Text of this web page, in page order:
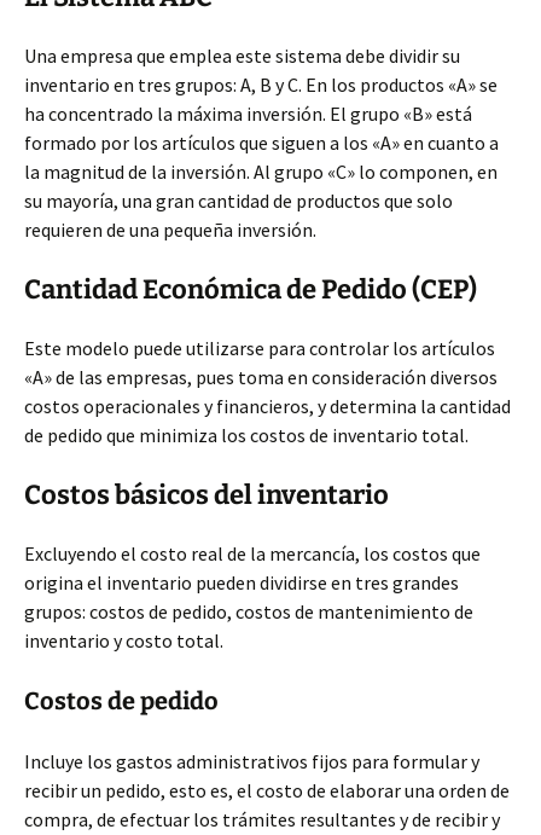
Una empresa que emplea este sistema debe dividir su
inventario en tres grupos: A, B y C. En los productos «A» se
ha concentrado la máxima inversión. El grupo «B» está
formado por los artículos que siguen a los «A» en cuanto a
la magnitud de la inversión. Al grupo «C» lo componen, en
su mayoría, una gran cantidad de productos que solo
requieren de una pequeña inversión.
Cantidad Económica de Pedido (CEP)
Este modelo puede utilizarse para controlar los artículos
«A» de las empresas, pues toma en consideración diversos
costos operacionales y financieros, y determina la cantidad
de pedido que minimiza los costos de inventario total.
Costos básicos del inventario
Excluyendo el costo real de la mercancía, los costos que
origina el inventario pueden dividirse en tres grandes
grupos: costos de pedido, costos de mantenimiento de
inventario y costo total.
Costos de pedido
Incluye los gastos administrativos fijos para formular y
recibir un pedido, esto es, el costo de elaborar una orden de
compra, de efectuar los trámites resultantes y de recibir y